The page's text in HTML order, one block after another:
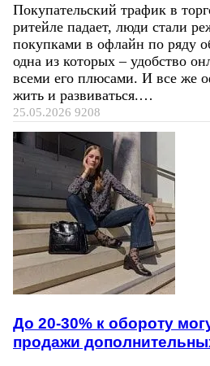
Покупательский трафик в
ритейле падает, люди стали
покупками в офлайн по ряду
одна из которых – удобство
всеми его плюсами. И все же
жить и развиваться.…
25.05.2026 9208
До 20-30% к обороту
продажи